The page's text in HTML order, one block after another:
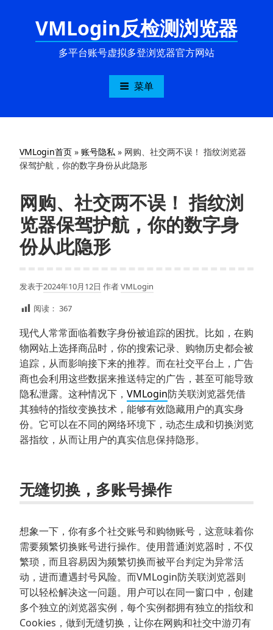
VMLogin反检测浏览器
多平台账号虚拟多登浏览器官方网站
菜单
VMLogin首页 » 账号隐私 » 网购、社交两不误！ 指纹浏览器
保驾护航，你的数字身份从此隐形
网购、社交两不误！ 指纹浏
览器保驾护航，你的数字身
份从此隐形
发表于2024年10月12日 作者VMLogin
阅读： 367
现代人常常面临着数字身份被追踪的困扰。比如，在购
物网站上选择商品时，你的搜索记录、购物历史都会被
追踪，从而影响接下来的推荐。而在社交平台上，广告
商也会利用这些数据来推送特定的广告，甚至可能导致
隐私泄露。这种情况下， VMLogin防关联浏览器凭借
其独特的指纹变换技术，能够有效隐藏用户的真实身
份。它可以在不同的网络环境下，动态生成和切换浏览
器指纹，从而让用户的真实信息保持隐形。
无缝切换，多账号操作
想象一下，你有多个社交账号和购物账号，这意味着你
需要频繁切换账号进行操作。使用普通浏览器时，不仅
繁琐，而且容易因为频繁切换而被平台判定为异常活
动，进而遭遇封号风险。而VMLogin防关联浏览器则
可以轻松解决这一问题。用户可以在同一窗口中，创建
多个独立的浏览器实例，每个实例都拥有独立的指纹和
Cookies，做到无缝切换，让你在网购和社交中游刃有